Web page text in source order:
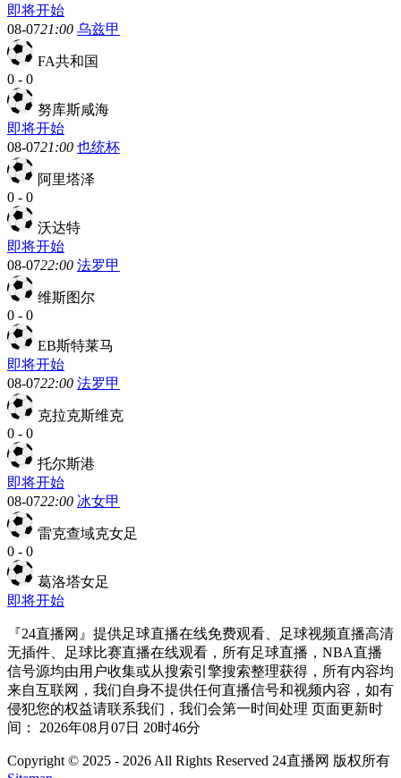
即将开始
08-0721:00 乌兹甲
FA共和国
0 - 0
努库斯咸海
即将开始
08-0721:00 也统杯
阿里塔泽
0 - 0
沃达特
即将开始
08-0722:00 法罗甲
维斯图尔
0 - 0
EB斯特莱马
即将开始
08-0722:00 法罗甲
克拉克斯维克
0 - 0
托尔斯港
即将开始
08-0722:00 冰女甲
雷克查域克女足
0 - 0
葛洛塔女足
即将开始
『24直播网』提供足球直播在线免费观看、足球视频直播高清
无插件、足球比赛直播在线观看，所有足球直播，NBA直播
信号源均由用户收集或从搜索引擎搜索整理获得，所有内容均
来自互联网，我们自身不提供任何直播信号和视频内容，如有
侵犯您的权益请联系我们，我们会第一时间处理 页面更新时
间： 2026年08月07日 20时46分
Copyright © 2025 - 2026 All Rights Reserved 24直播网 版权所有